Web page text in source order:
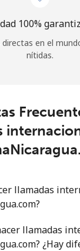
100%
en el
nítidas.
llamadas
llamadas
¿Hay